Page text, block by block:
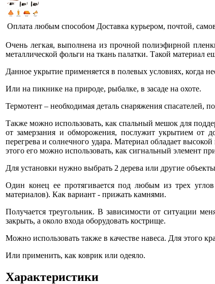
Оплата любым способом Доставка курьером, почтой,
Очень легкая, выполнена из прочной полиэфирной
металлической фольги на ткань палатки. Такой материал
Данное укрытие применяется в полевых условиях, когда
Или на пикнике на природе, рыбалке, в засаде на охоте.
Термотент – необходимая деталь снаряжения спасателей,
Также можно использовать, как спальный мешок для
от замерзания и обморожения, послужит укрытием от
перегрева и солнечного удара. Материал обладает
этого его можно использовать, как сигнальный элемент
Для установки нужно выбрать 2 дерева или другие
Один конец ее протягивается под любым из трех
материалов). Как вариант - прижать камнями.
Получается треугольник. В зависимости от ситуации
закрыть, а около входа оборудовать кострище.
Можно использовать также в качестве навеса. Для этого
Или применить, как коврик или одеяло.
Характеристики